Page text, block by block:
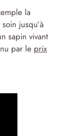
la
jusqu’à
sapin vivant
par le prix